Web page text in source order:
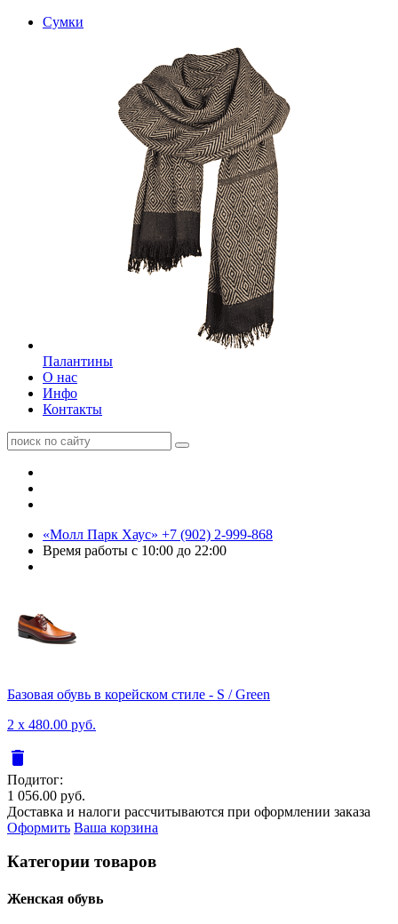
Сумки
Палантины
О нас
Инфо
Контакты
«Молл Парк Хаус» +7 (902) 2-999-868
Время работы с 10:00 до 22:00
Базовая обувь в корейском стиле - S / Green
2 x 480.00 руб.
delete
Подитог:
1 056.00 руб.
Доставка и налоги рассчитываются при оформлении заказа
Оформить Ваша корзина
Категории товаров
Женcкая обувь